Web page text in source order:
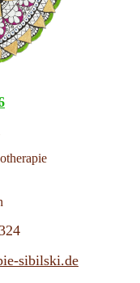
sibilski.de